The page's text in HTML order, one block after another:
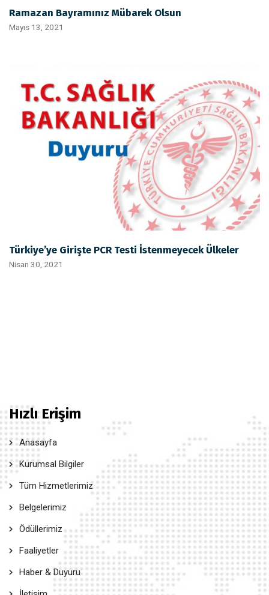
Ramazan Bayramınız Mübarek Olsun
Mayıs 13, 2021
Türkiye’ye Girişte PCR Testi İstenmeyecek Ülkeler
Nisan 30, 2021
Hızlı Erişim
Anasayfa
Kurumsal Bilgiler
Tüm Hizmetlerimiz
Belgelerimiz
Ödüllerimiz
Faaliyetler
Haber & Duyuru